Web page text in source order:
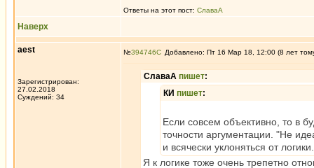
Ответы на этот пост: СлаваА
Наверх
aest
Зарегистрирован:
27.02.2018
Суждений: 34
№394746 Добавлено: Пт 16 Мар 18, 12:00 (8 лет
СлаваА пишет:
КИ пишет:
Если совсем объективно, то в
точности аргументации. "Не
и всячески уклоняться от логики.
Я к логике тоже очень трепетно